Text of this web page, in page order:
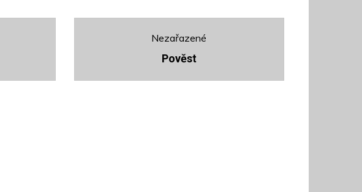
Nezařazené
Pověst